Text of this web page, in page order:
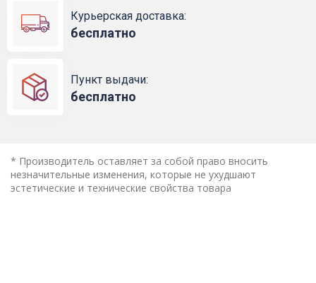
Курьерская доставка:
бесплатно
Пункт выдачи:
бесплатно
* Производитель оставляет за собой право вносить
незначительные изменения, которые не ухудшают
эстетические и технические свойства товара